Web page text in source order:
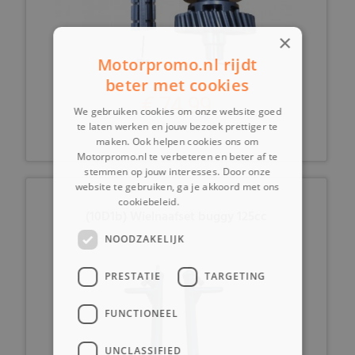
€ 74,99
×
Motorpromo.nl rijdt
beter met cookies
We gebruiken cookies om onze website goed
te laten werken en jouw bezoek prettiger te
maken. Ook helpen cookies ons om
Motorpromo.nl te verbeteren en beter af te
stemmen op jouw interesses. Door onze
website te gebruiken, ga je akkoord met ons
cookiebeleid.
NOODZAKELIJK
PRESTATIE TARGETING
FUNCTIONEEL
UNCLASSIFIED